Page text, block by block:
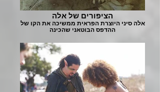
הציפורים של אלה
אלה סיני היוצרת הפראית ממשיכה את הקו של
ההדפס הבוטאני שהכינה